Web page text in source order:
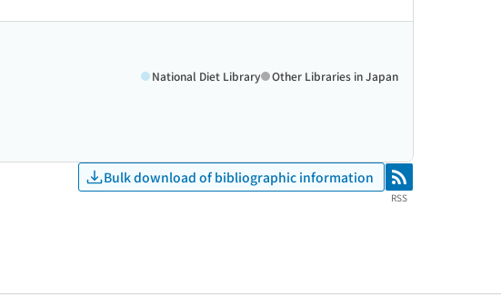
National Diet Library Other Libraries in Japan
Bulk download of bibliographic information RSS
RSS